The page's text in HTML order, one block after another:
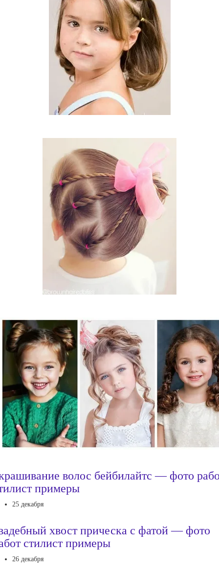
волос бейбилайтс — фото
примеры
25 декабря
хвост прическа с фатой — фото
стилист примеры
26 декабря